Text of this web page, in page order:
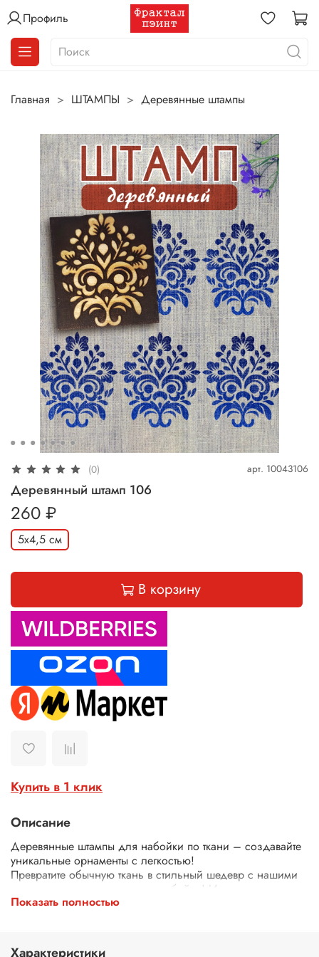
Профиль
Главная ШТАМПЫ Деревянные штампы
(0) арт. 10043106
Деревянный штамп 106
260 ₽
5х4,5 см
В корзину
Купить в 1 клик
Описание
Деревянные штампы для набойки по ткани – создавайте
уникальные орнаменты с легкостью!
Превратите обычную ткань в стильный шедевр с нашими
деревянными штампами для набойки! Идеально
подходят для декора одежды, текстиля, сумок, скатертей
Экологичные – изготовлены из дерева.
Показать полностью
Характеристики